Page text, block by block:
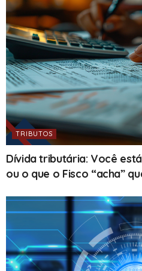
TRIBUTOS
Dívida tributária: Você
ou o que o Fisco “acha”